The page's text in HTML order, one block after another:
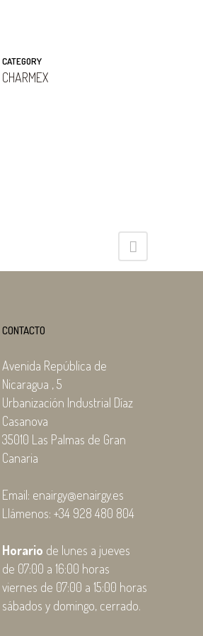
CATEGORY
CHARMEX
CONTACTO
Avenida República de
Nicaragua , 5
Urbanización Industrial Díaz
Casanova
35010 Las Palmas de Gran
Canaria
Email: enairgy@enairgy.es
Llámenos: +34 928 480 804
Horario de lunes a jueves
de 07:00 a 16:00 horas
viernes de 07:00 a 15:00 horas
sábados y domingo, cerrado.